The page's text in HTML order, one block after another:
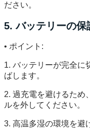
ださい。
5. バッテリーの保
• ポイント:
1. バッテリーが完全に
ばします。
2. 過充電を避けるため
ルを外してください。
3. 高温多湿の環境を避